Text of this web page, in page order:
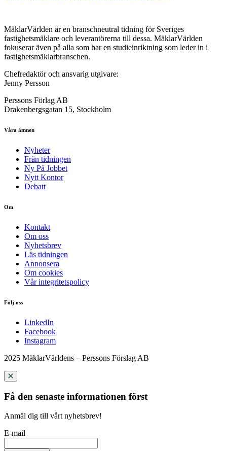
MäklarVärlden är en branschneutral tidning för Sveriges
fastighetsmäklare och leverantörerna till dessa. MäklarVärlden
fokuserar även på alla som har en studieinriktning som leder in i
fastighetsmäklarbranschen.
Chefredaktör och ansvarig utgivare:
Jenny Persson
Perssons Förlag AB
Drakenbergsgatan 15, Stockholm
Våra ämnen
Nyheter
Från tidningen
Ny På Jobbet
Nytt Kontor
Debatt
Om
Kontakt
Om oss
Nyhetsbrev
Läs tidningen
Annonsera
Om cookies
Vår integritetspolicy
Följ oss
LinkedIn
Facebook
Instagram
2025 MäklarVärldens – Perssons Förslag AB
Få den senaste informationen först
Anmäl dig till vårt nyhetsbrev!
E-mail